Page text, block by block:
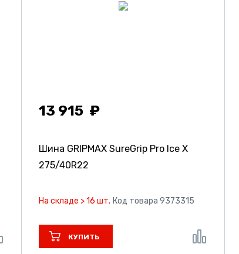
13 915
Шина GRIPMAX SureGrip Pro Ice X
275/40R22
На складе > 16 шт. Код товара 9373315
КУПИТЬ